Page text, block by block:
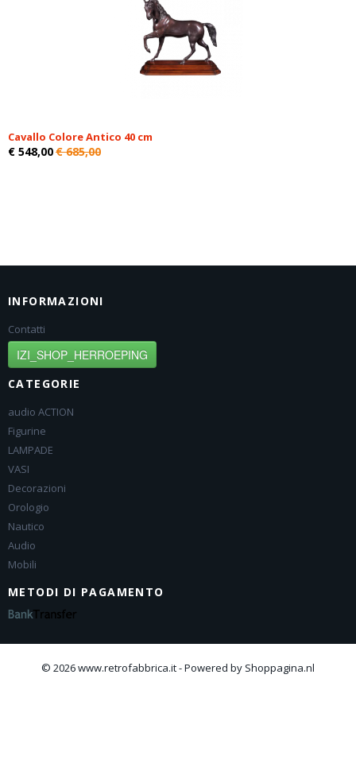
Cavallo Colore Antico 40 cm
€ 548,00€ 685,00
INFORMAZIONI
Contatti
IZI_SHOP_HERROEPING
CATEGORIE
audio ACTION
Figurine
LAMPADE
VASI
Decorazioni
Orologio
Nautico
Audio
Mobili
METODI DI PAGAMENTO
© 2026 www.retrofabbrica.it - Powered by Shoppagina.nl